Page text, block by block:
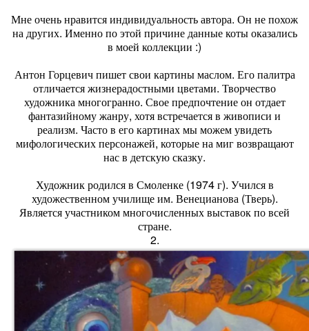
Мне очень нравится индивидуальность автора. Он не похож
на других. Именно по этой причине данные коты оказались
в моей коллекции :)
Антон Горцевич пишет свои картины маслом. Его палитра
отличается жизнерадостными цветами. Творчество
художника многогранно. Свое предпочтение он отдает
фантазийному жанру, хотя встречается в живописи и
реализм. Часто в его картинах мы можем увидеть
мифологических персонажей, которые на миг возвращают
нас в детскую сказку.
Художник родился в Смоленке (1974 г). Учился в
художественном училище им. Венецианова (Тверь).
Является участником многочисленных выставок по всей
стране.
2.